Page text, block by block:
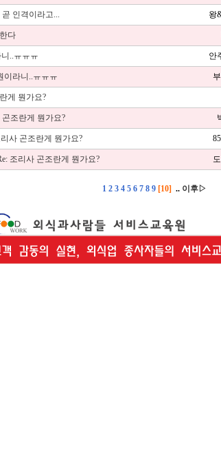
곧 인격이라고... 왕
다
..ㅠㅠㅠ 안
이라니..ㅠㅠㅠ
게 뭔가요?
곤조란게 뭔가요?
리사 곤조란게 뭔가요?
조리사 곤조란게 뭔가요?
1 2 3 4 5 6 7 8 9 [10] .. 이후▷